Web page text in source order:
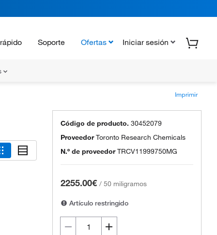
Soporte Ofertas Iniciar sesión
Imprimir
Código de producto. 30452079
ProveedorToronto Research Chemicals
N.º de proveedor TRCV11999750MG
2255.00€ / 50 miligramos
Artículo restringido